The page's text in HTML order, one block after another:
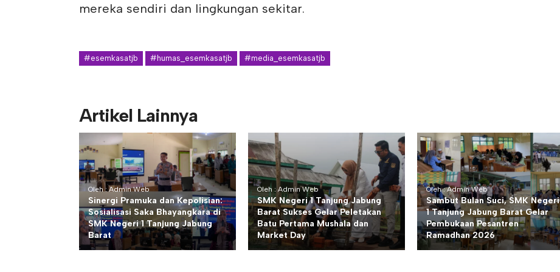
mereka sendiri dan lingkungan sekitar.
#esemkasatjb #humas_esemkasatjb #media_esemkasatjb
Artikel Lainnya
Oleh : Admin Web
Sinergi Pramuka dan Kepolisian:
Sosialisasi Saka Bhayangkara di
SMK Negeri 1 Tanjung Jabung
Barat
Oleh : Admin Web
SMK Negeri 1 Tanjung Jabung
Barat Sukses Gelar Peletakan
Batu Pertama Mushala dan
Market Day
Oleh : Admin Web
Sambut Bulan Suci, SMK Negeri
1 Tanjung Jabung Barat Gelar
Pembukaan Pesantren
Ramadhan 2026